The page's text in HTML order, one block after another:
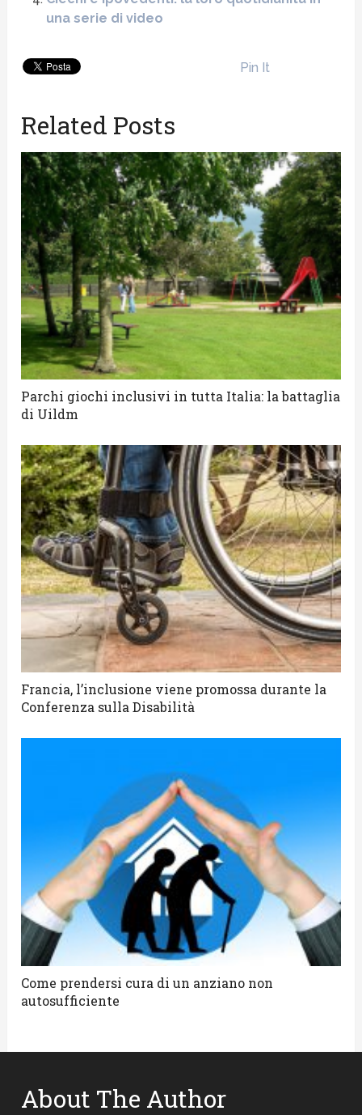
una serie di video
Pin It
Related Posts
Parchi giochi inclusivi in tutta Italia: la battaglia
di Uildm
Francia, l’inclusione viene promossa durante la
Conferenza sulla Disabilità
Come prendersi cura di un anziano non
autosufficiente
About The Author